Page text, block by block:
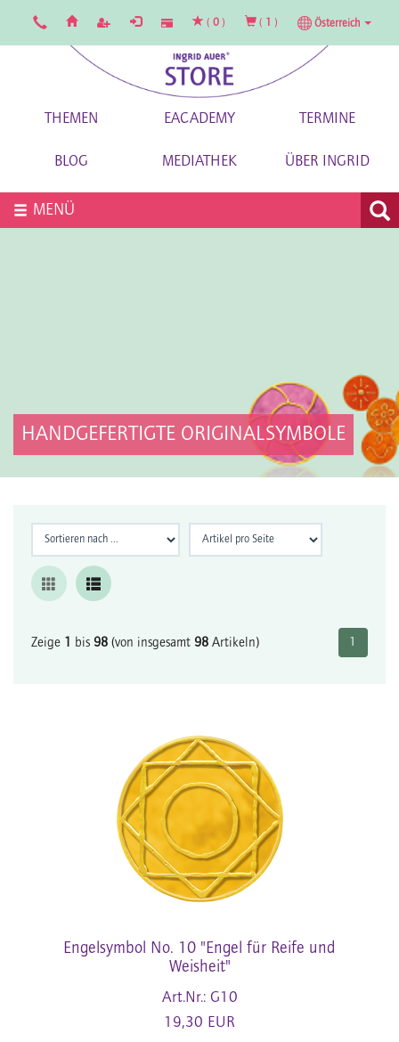
( 0 ) ( 1 ) Österreich
THEMEN EACADEMY TERMINE
BLOG MEDIATHEK ÜBER INGRID
MENÜ
HANDGEFERTIGTE ORIGINALSYMBOLE
Zeige 1 bis 98 (von insgesamt 98 Artikeln) 1
Engelsymbol No. 10 "Engel für Reife und
Weisheit"
Art.Nr.: G10
19,30 EUR